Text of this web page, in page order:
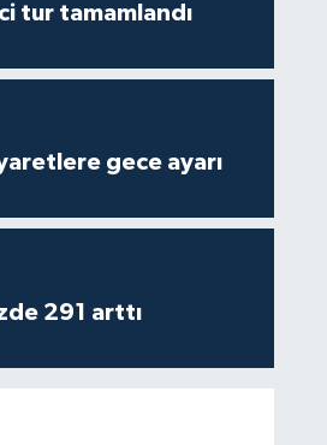
tur tamamlandı
gece ayarı
291 arttı